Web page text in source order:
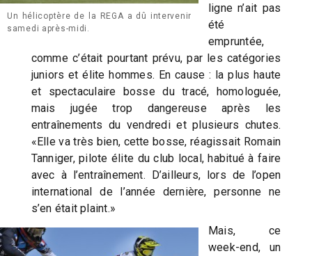
Un hélicoptère de la REGA a dû intervenir
samedi après-midi.
ligne n’ait pas
été
empruntée,
comme c’était pourtant prévu, par les catégories
juniors et élite hommes. En cause : la plus haute
et spectaculaire bosse du tracé, homologuée,
mais jugée trop dangereuse après les
entraînements du vendredi et plusieurs chutes.
«Elle va très bien, cette bosse, réagissait Romain
Tanniger, pilote élite du club local, habitué à faire
avec à l’entraînement. D’ailleurs, lors de l’open
international de l’année dernière, personne ne
s’en était plaint.»
Mais, ce
week-end, un